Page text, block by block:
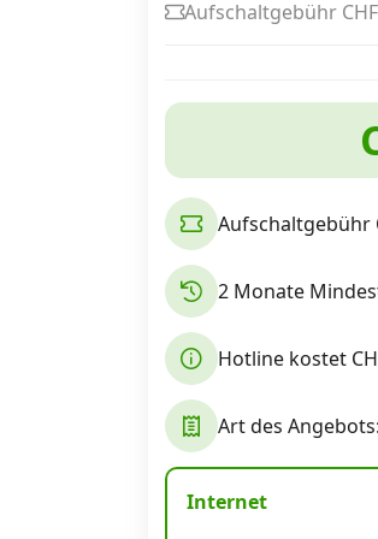
Aufschaltgebühr
Aufschaltgebühr
2 Monate
Hotline kostet
Art des
Internet